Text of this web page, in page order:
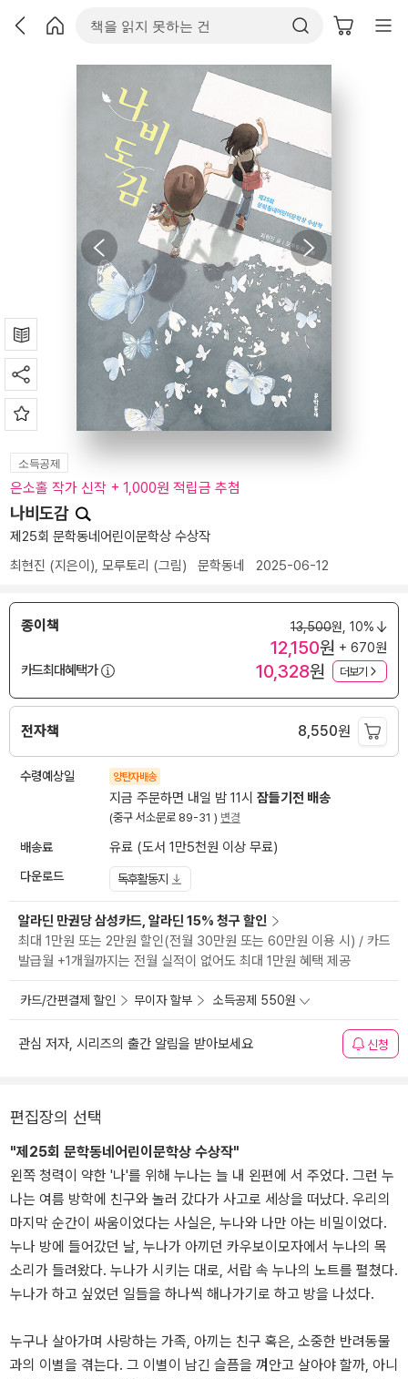
소득공제
은소홀 작가 신작 + 1,000원 적립금 추첨
나비도감
제25회 문학동네어린이문학상 수상작
최현진 (지은이), 모루토리 (그림) 문학동네 2025-06-12
종이책 13,500원, 10%
12,150원 + 670원
카드최대혜택가
10,328원 더보기
전자책 8,550원
수령예상일 양탄자배송
지금 주문하면 내일 밤 11시 잠들기전 배송
(중구 서소문로 89-31 ) 변경
배송료 유료 (도서 1만5천원 이상 무료)
다운로드 독후활동지
알라딘 만권당 삼성카드, 알라딘 15% 청구 할인
최대 1만원 또는 2만원 할인(전월 30만원 또는 60만원 이용 시) / 카드
발급월 +1개월까지는 전월 실적이 없어도 최대 1만원 혜택 제공
카드/간편결제 할인 무이자 할부 소득공제 550원
관심 저자, 시리즈의 출간 알림을 받아보세요 신청
편집장의 선택
"제25회 문학동네어린이문학상 수상작"
왼쪽 청력이 약한 '나'를 위해 누나는 늘 내 왼편에 서 주었다. 그런 누
나는 여름 방학에 친구와 놀러 갔다가 사고로 세상을 떠났다. 우리의
마지막 순간이 싸움이었다는 사실은, 누나와 나만 아는 비밀이었다.
누나 방에 들어갔던 날, 누나가 아끼던 카우보이모자에서 누나의 목
소리가 들려왔다. 누나가 시키는 대로, 서랍 속 누나의 노트를 펼쳤다.
누나가 하고 싶었던 일들을 하나씩 해나가기로 하고 방을 나섰다.
누구나 살아가며 사랑하는 가족, 아끼는 친구 혹은, 소중한 반려동물
과의 이별을 겪는다. 그 이별이 남긴 슬픔을 껴안고 살아야 할까, 아니